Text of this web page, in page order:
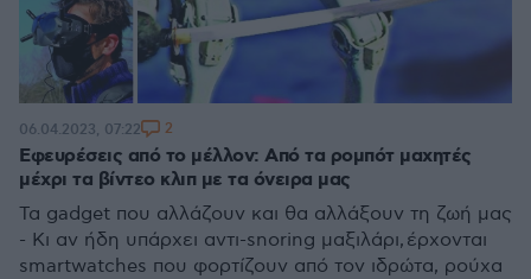
Εφευρέσεις από το μέλλον: Από τα ρομπότ μαχητές
μέχρι τα βίντεο κλιπ με τα όνειρα μας
Τα gadget που αλλάζουν και θα αλλάξουν τη ζωή μας
- Κι αν ήδη υπάρχει αντι-snoring μαξιλάρι, έρχονται
smartwatches που φορτίζουν από τον ιδρώτα, ρούχα
06.04.2023, 07:22 2